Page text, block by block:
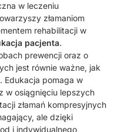
w leczeniu
złamaniom
rehabilitacji w
pacjenta.
prewencji oraz o
jest równie ważne, jak
Edukacja pomaga w
w osiągnięciu lepszych
złamań kompresyjnych
ale dzięki
i indywidualnego